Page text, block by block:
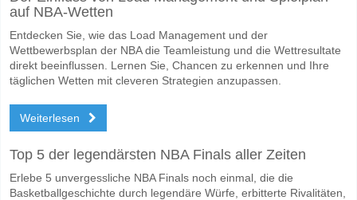
auf NBA-Wetten
Entdecken Sie, wie das Load Management und der
Wettbewerbsplan der NBA die Teamleistung und die Wettresultate
direkt beeinflussen. Lernen Sie, Chancen zu erkennen und Ihre
täglichen Wetten mit cleveren Strategien anzupassen.
Weiterlesen
Top 5 der legendärsten NBA Finals aller Zeiten
Erlebe 5 unvergessliche NBA Finals noch einmal, die die
Basketballgeschichte durch legendäre Würfe, erbitterte Rivalitäten,